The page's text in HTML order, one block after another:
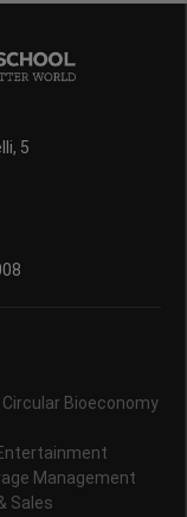
5
Bioeconomy
Management
Sales